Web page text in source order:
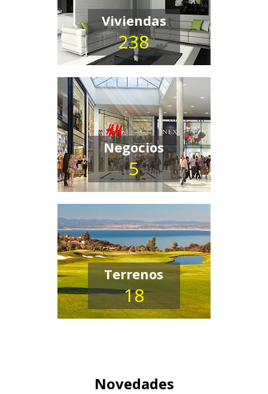
Viviendas
238
Negocios
5
Terrenos
18
Novedades